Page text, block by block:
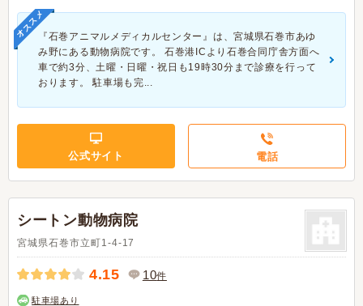
オススメ『石巻アニマルメディカルセンター』は、宮城県石巻市あゆ
み野にある動物病院です。 石巻港ICより石巻合同庁舎方面へ
車で約3分、土曜・日曜・祝日も19時30分まで診療を行って
おります。 駐車場も完...
公式サイト 電話
シートン動物病院
宮城県石巻市立町1-4-17
4.15 10件
駐車場あり